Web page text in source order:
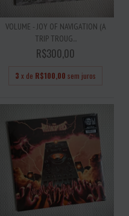
VOLUME - JOY OF NAVIGATION (A
TRIP TROUG...
R$300,00
3 x de R$100,00 sem juros